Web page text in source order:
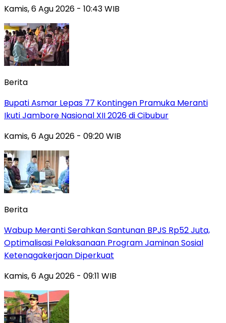
Kamis, 6 Agu 2026 - 10:43 WIB
Berita
Bupati Asmar Lepas 77 Kontingen Pramuka Meranti
Ikuti Jambore Nasional XII 2026 di Cibubur
Kamis, 6 Agu 2026 - 09:20 WIB
Berita
Wabup Meranti Serahkan Santunan BPJS Rp52 Juta,
Optimalisasi Pelaksanaan Program Jaminan Sosial
Ketenagakerjaan Diperkuat
Kamis, 6 Agu 2026 - 09:11 WIB